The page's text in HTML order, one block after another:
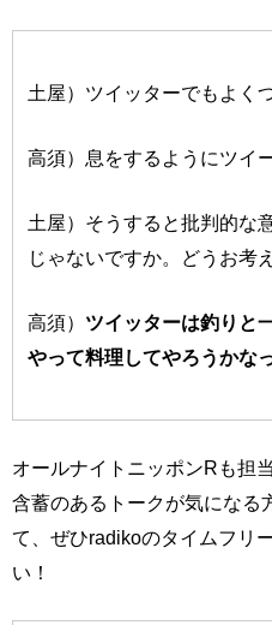
土屋）ツイッターでもよく
高須）息をするようにツイ
土屋）そうすると批判的な
じゃないですか。どうお考
高須） ツイッターは釣りと
やって料理してやろうかな
オールナイトニッポンRも担
含蓄のあるトークが気になる
て、ぜひradikoのタイムフリ
い！